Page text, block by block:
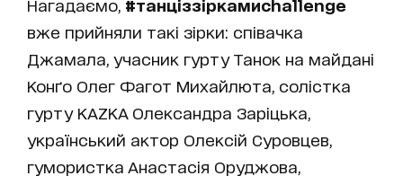
Нагадаємо, #танціззіркамиchallenge
вже прийняли такі зірки: співачка
Джамала, учасник гурту Танок на майдані
Конґо Олег Фагот Михайлюта, солістка
гурту KAZKA Олександра Заріцька,
український актор Олексій Суровцев,
гумористка Анастасія Оруджова,